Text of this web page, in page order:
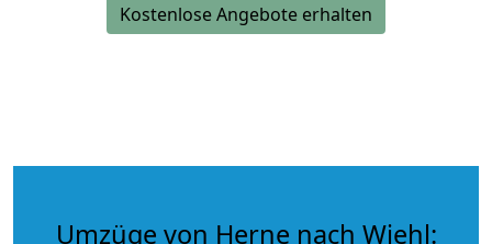
Kostenlose Angebote erhalten
Umzüge von Herne nach Wiehl: